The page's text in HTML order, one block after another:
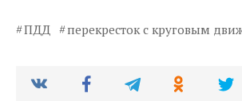
ПДД перекресток с круговым